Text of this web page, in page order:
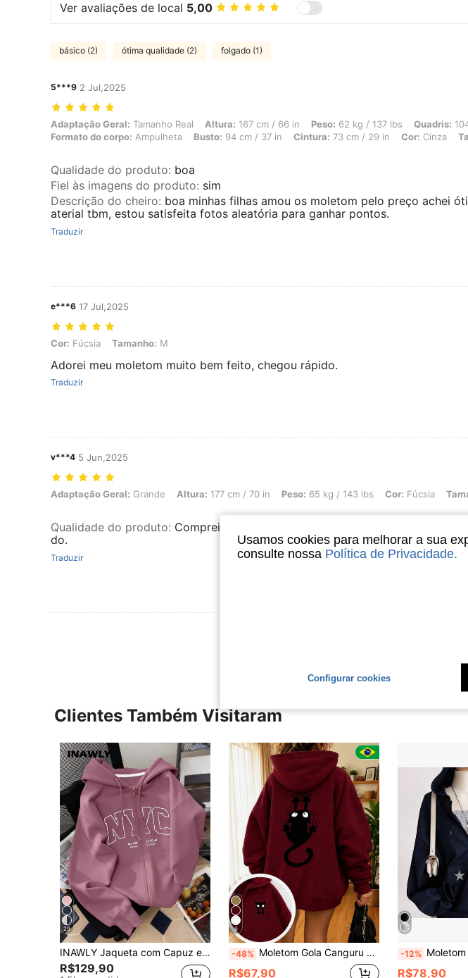
Ver avaliações de local 5,00
básico (2) ótima qualidade (2) folgado (1)
5***9 2 Jul,2025
Adaptação Geral: Tamanho Real, Altura: 167 cm / 66 in, Peso: 62 kg / 137 lbs, Quadris: 104 cm / 41 in,
Adaptação Geral: Tamanho Real Altura: 167 cm / 66 in Peso: 62 kg / 137 lbs Quadris:
Formato do corpo: Ampulheta Busto: 94 cm / 37 in Cintura: 73 cm / 29 in Cor: Cinza
Qualidade do produto: boa
Fiel às imagens do produto: sim
Descrição do cheiro: boa minhas filhas amou os moletom pelo preço achei
aterial tbm, estou satisfeita fotos aleatória para ganhar pontos.
Traduzir
e***6 17 Jul,2025
Cor: Fúcsia, Tamanho: M
Cor: Fúcsia Tamanho: M
Adorei meu moletom muito bem feito, chegou rápido.
Traduzir
v***4 5 Jun,2025
Adaptação Geral: Grande, Altura: 177 cm / 70 in, Peso: 65 kg / 143 lbs, Cor: Fúcsia, Tamanho: M
Adaptação Geral: Grande Altura: 177 cm / 70 in Peso: 65 kg / 143 lbs Cor: Fúcsia
Qualidade do produto: Comprei M e ficou um pouco largo,mas gostei
do.
Traduzir
Clientes Também Visitaram
29
INAWLY Jaqueta com Capuz e Zíper para Mulheres, Gráfico de Letras, Casaco Casual para Professoras, Volta às Aulas, Formatura, Uso Diário, Jaqueta de Inverno, Elegante e Versátil, Moletom Feminino de Manga Longa com Capuz
R$129,90
6
-48% Moletom Gola Canguru com Capuz Casaco para inverno Estampado Modelo: Gato Escalando - Moderno Especial Street Casual Blusa de Frio Unissex
R$67,90
-12% Moletom Zip Ziper Moda
R$78,90
Usamos cookies para melhorar a sua
consulte nossa Política de Privacidade.
Configurar cookies